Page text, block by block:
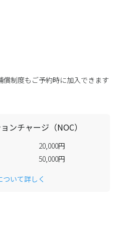
償制度もご予約時に加入できます
ンチャージ（NOC）
20,000円
50,000円
ついて詳しく